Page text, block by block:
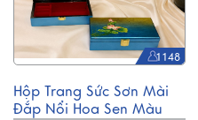
1148
Hộp Trang Sức Sơn Mài
Đắp Nổi Hoa Sen Màu